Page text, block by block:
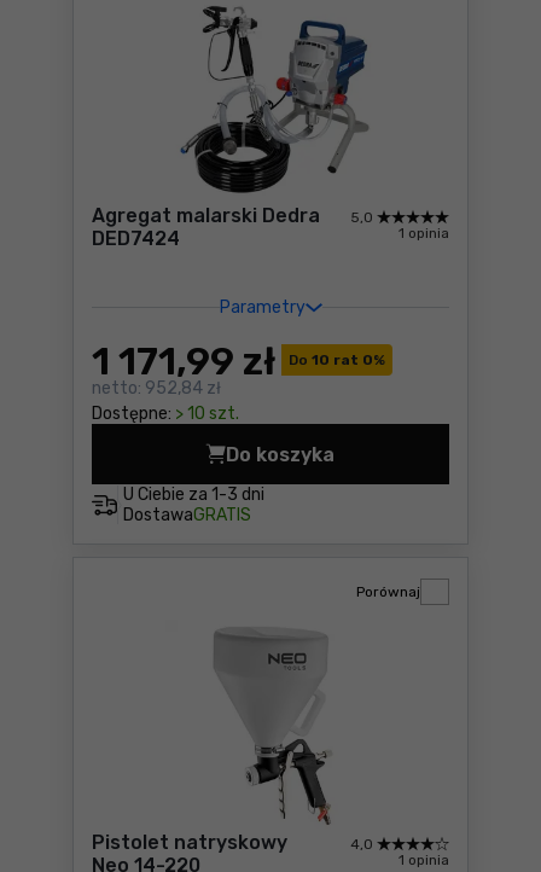
Agregat malarski Dedra
DED7424
Parametry
5,0
1 opinia
Do 10 rat 0%
1 171,99 zł
netto: 952,84 zł
Dostępne: > 10 szt.
U Ciebie za 1-3 dni
DostawaGRATIS
Do koszyka
Agregat malarski Dedra
Pistolet natryskowy
Neo 14-220
4,0
1 opinia
Porównaj